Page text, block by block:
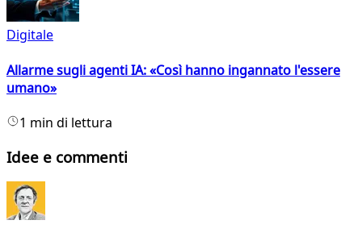
Digitale
Allarme sugli agenti IA: «Così hanno ingannato l'essere
umano»
1 min di lettura
Idee e commenti